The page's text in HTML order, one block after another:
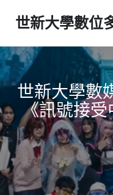
世新大學數位
世新大學數
《訊號接